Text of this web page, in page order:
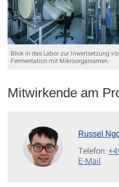
Blick in das Labor zur Inwertsetzung
Fermentation mit Mikroorganismen.
Mitwirkende am
Russel
Telefon:
E-Mail